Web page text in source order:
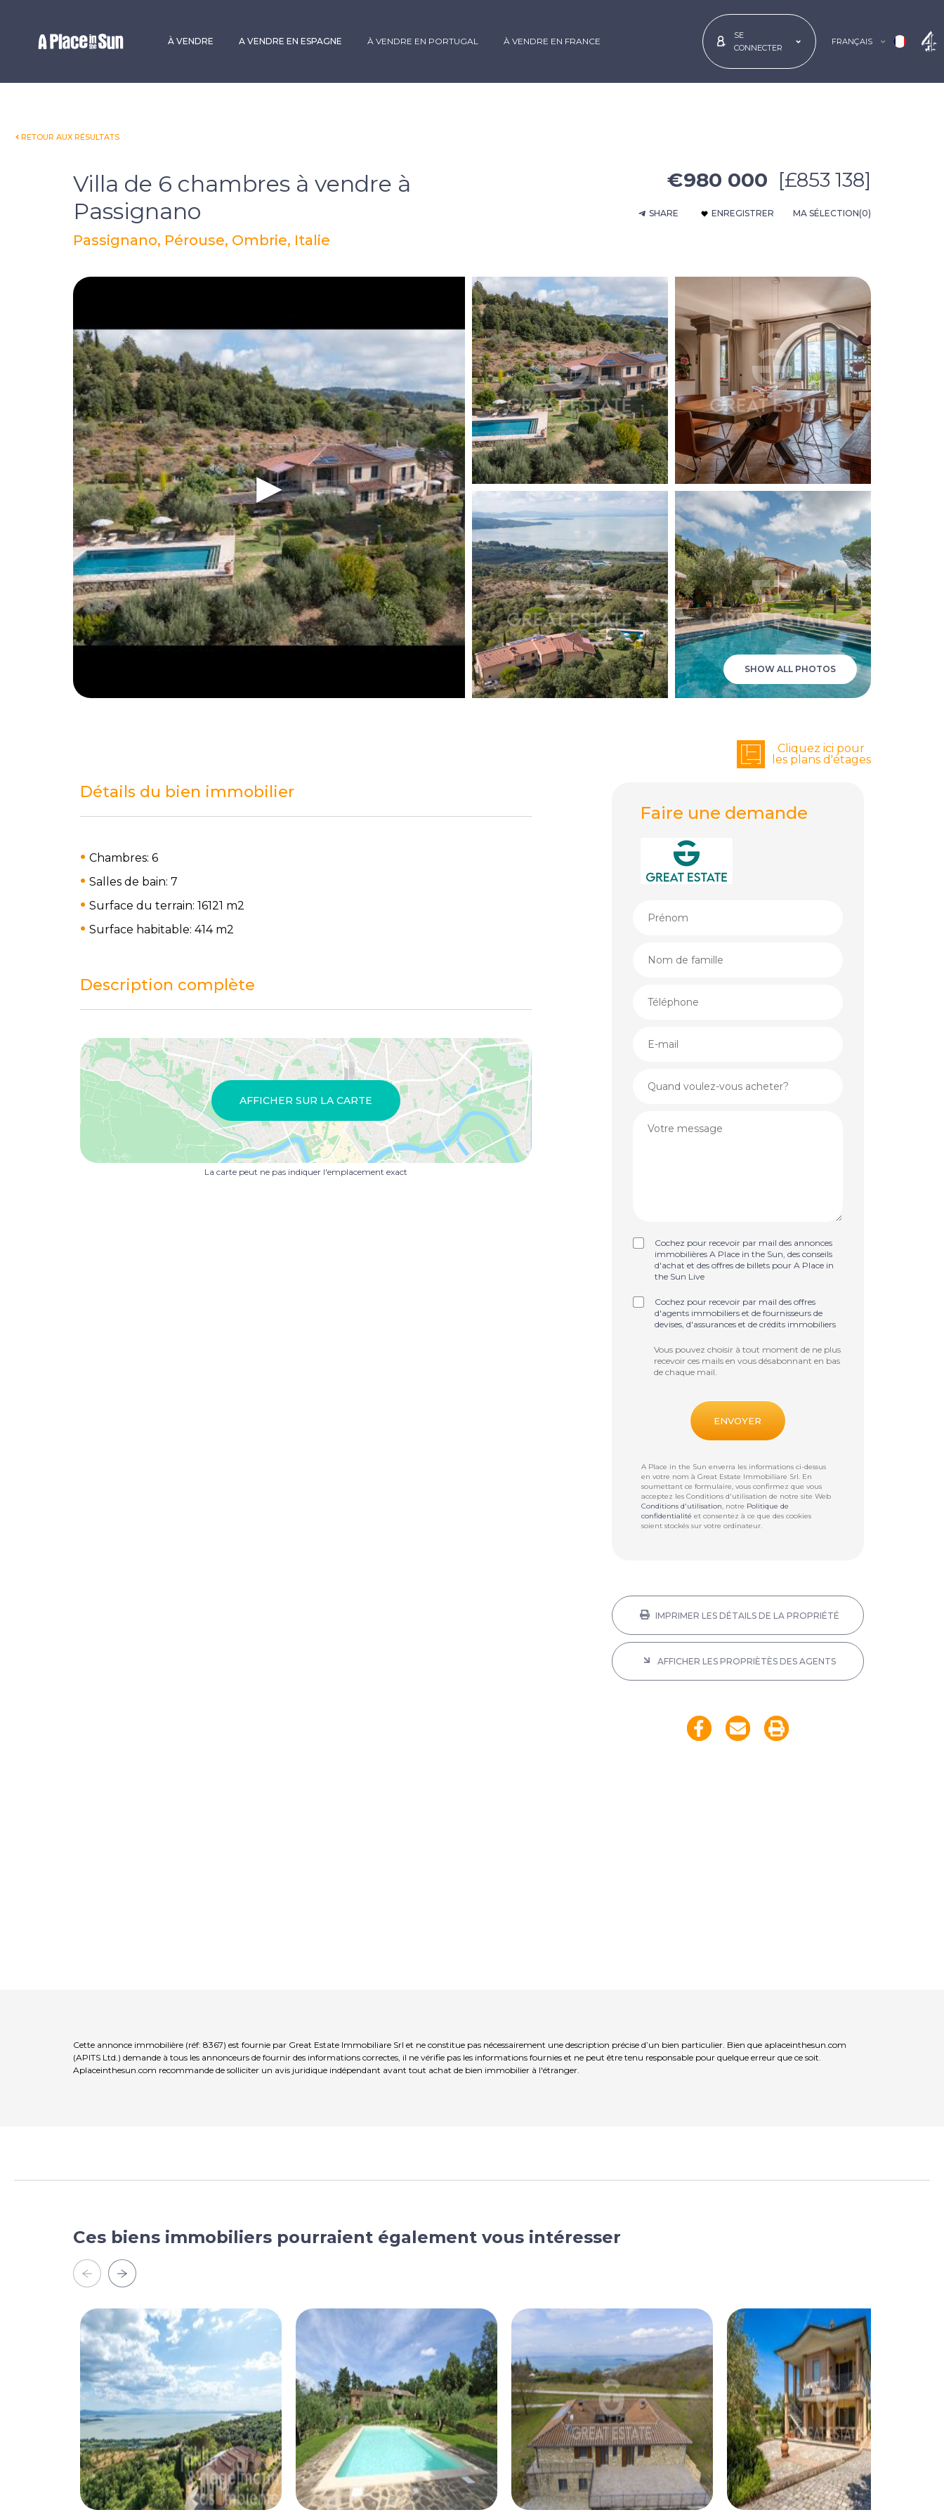
À VENDRE A VENDRE EN ESPAGNE À VENDRE EN PORTUGAL À VENDRE EN FRANCE
SE
CONNECTER
FRANÇAIS
RETOUR AUX RÉSULTATS
Villa de 6 chambres à vendre à
Passignano
Passignano, Pérouse, Ombrie, Italie
€980 000 [£853 138]
SHARE ENREGISTRER MA SÉLECTION(0)
SHOW ALL PHOTOS
Cliquez ici pour
les plans d'étages
Détails du bien immobilier
Chambres: 6
Salles de bain: 7
Surface du terrain: 16121 m2
Surface habitable: 414 m2
Description complète
AFFICHER SUR LA CARTE
La carte peut ne pas indiquer l'emplacement exact
Faire une demande
Cochez pour recevoir par mail des annonces
immobilières A Place in the Sun, des conseils
d'achat et des offres de billets pour A Place in
the Sun Live
Cochez pour recevoir par mail des offres
d'agents immobiliers et de fournisseurs de
devises, d'assurances et de crédits immobiliers
Vous pouvez choisir à tout moment de ne plus
recevoir ces mails en vous désabonnant en bas
de chaque mail.
A Place in the Sun enverra les informations ci-dessus
en votre nom àGreat Estate Immobiliare Srl. En
soumettant ce formulaire, vous confirmez que vous
acceptez les Conditions d'utilisation de notre site Web
Conditions d'utilisation, notre Politique de
confidentialité et consentez à ce que des cookies
soient stockés sur votre ordinateur.
IMPRIMER LES DÉTAILS DE LA PROPRIÉTÉ
AFFICHER LES PROPRIÈTÈS DES AGENTS
Cette annonce immobilière (réf: 8367) est fournie par Great Estate Immobiliare Srl et ne constitue pas nécessairement une description précise d’un bien particulier. Bien que aplaceinthesun.com
(APITS Ltd.) demande à tous les annonceurs de fournir des informations correctes, il ne vérifie pas les informations fournies et ne peut être tenu responsable pour quelque erreur que ce soit.
Aplaceinthesun.com recommande de solliciter un avis juridique indépendant avant tout achat de bien immobilier à l'étranger.
Ces biens immobiliers pourraient également vous intéresser